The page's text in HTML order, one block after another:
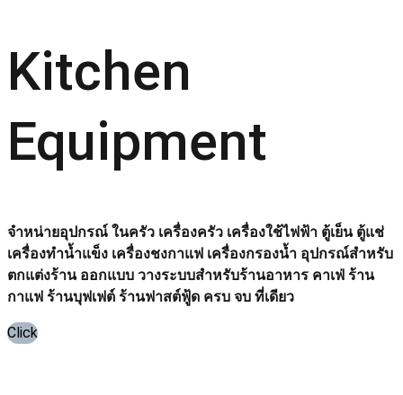
Kitchen
Equipment
จำหน่ายอุปกรณ์ ในครัว เครื่องครัว เครื่องใช้ไฟฟ้า ตู้เย็น ตู้แช่
เครื่องทำน้ำแข็ง เครื่องชงกาแฟ เครื่องกรองน้ำ อุปกรณ์สำหรับ
ตกแต่งร้าน ออกแบบ วางระบบสำหรับร้านอาหาร คาเฟ่ ร้าน
กาแฟ ร้านบุฟเฟต์ ร้านฟาสต์ฟู้ด ครบ จบ ที่เดียว
Click